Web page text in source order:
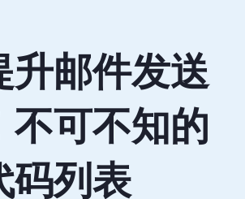
升邮件发送
不可不知的
码列表